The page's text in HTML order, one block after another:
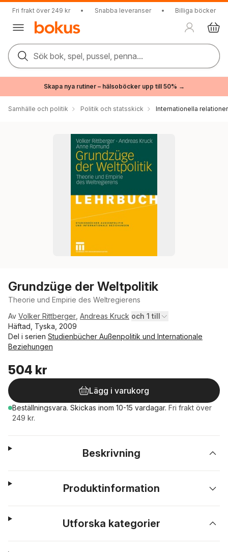
Fri frakt över 249 kr • Snabba leveranser • Billiga böcker
Sök bok, spel, pussel, penna...
Skapa nya rutiner – hälsoböcker upp till 50% →
Samhälle och politik Politik och statsskick Internationella relationer
Grundzüge der Weltpolitik
Theorie und Empirie des Weltregierens
Av Volker Rittberger Andreas Kruck och 1 till
Häftad, Tyska, 2009
Del i serien Studienbücher Außenpolitik und Internationale
Beziehungen
504 kr
Lägg i varukorg
Beställningsvara. Skickas inom 10-15 vardagar. Fri frakt över
249 kr.
Beskrivning
Produktinformation
Utforska kategorier